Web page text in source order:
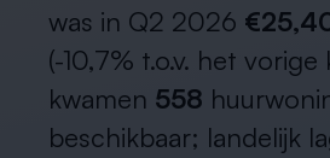
was in Q2 2026
(-10,7% t.o.v. het vorige
kwamen 558
beschikbaar; landelijk